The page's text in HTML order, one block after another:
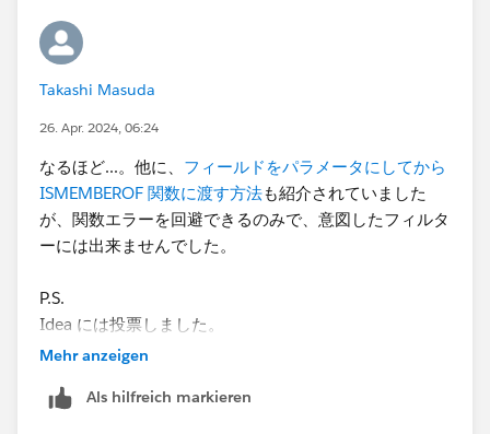
Takashi Masuda
26. Apr. 2024, 06:24
なるほど...。​他に、 フィールドをパラメータに​してから
ISMEMBEROF 関数に渡す方法も紹介されていました
が、関数エラーを回避できるのみで、意図したフィルタ
ーには出来ませんでした。
P.S.
Idea には投票しました。
Mehr anzeigen
Als hilfreich markieren